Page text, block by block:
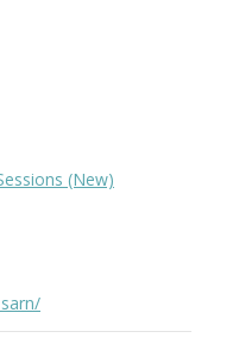
(New)